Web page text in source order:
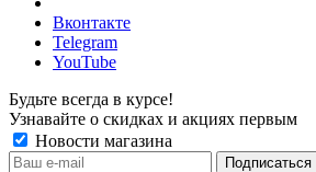
Вконтакте
Telegram
YouTube
Будьте всегда в курсе!
Узнавайте о скидках и акциях первым
Новости магазина